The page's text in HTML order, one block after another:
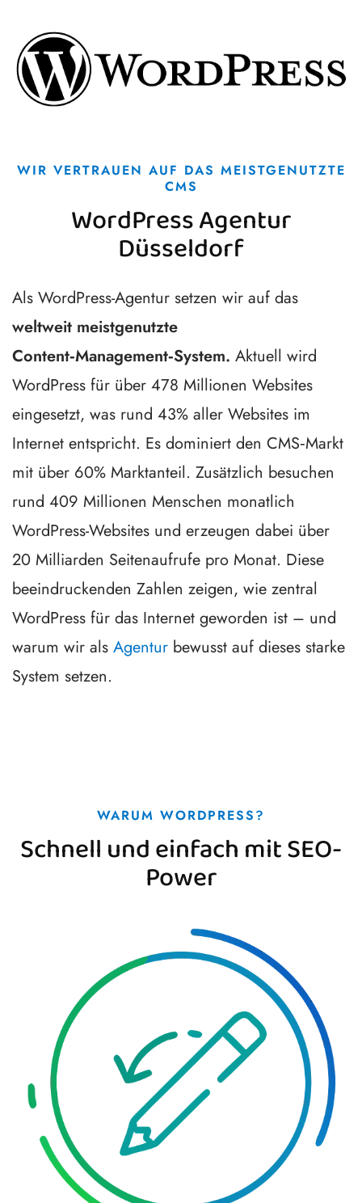
WIR VERTRAUEN AUF DAS MEISTGENUTZTE
CMS
WordPress Agentur
Düsseldorf
Als WordPress-Agentur setzen wir auf das
weltweit meistgenutzte
Content‑Management‑System. Aktuell wird
WordPress für über 478 Millionen Websites
eingesetzt, was rund 43% aller Websites im
Internet entspricht. Es dominiert den CMS‑Markt
mit über 60% Marktanteil. Zusätzlich besuchen
rund 409 Millionen Menschen monatlich
WordPress-Websites und erzeugen dabei über
20 Milliarden Seitenaufrufe pro Monat. Diese
beeindruckenden Zahlen zeigen, wie zentral
WordPress für das Internet geworden ist – und
warum wir als Agentur bewusst auf dieses starke
System setzen.
WARUM WORDPRESS?
Schnell und einfach mit SEO-
Power